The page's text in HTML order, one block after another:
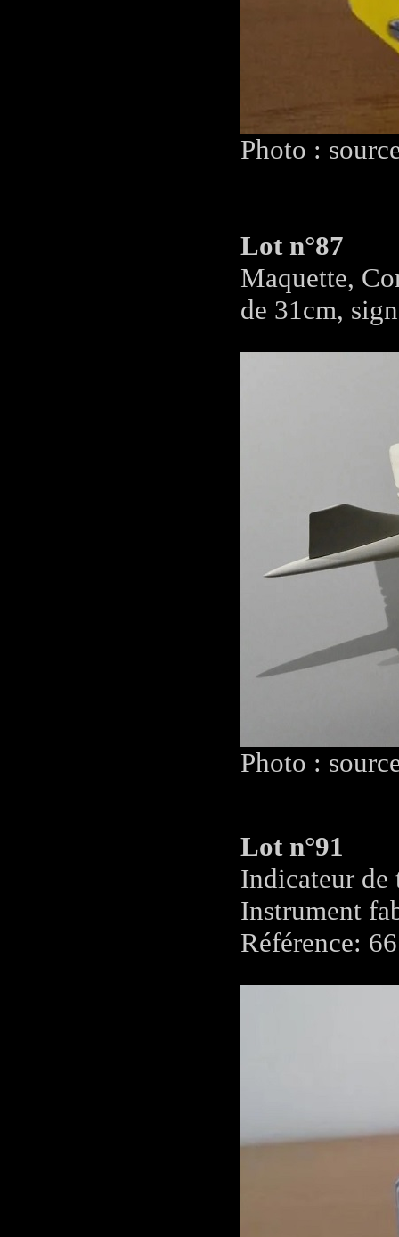
Photo :
Lot n°87
Maquette,
de 31cm,
Photo :
Lot n°91
Indicateur de
Instrument
Référence: